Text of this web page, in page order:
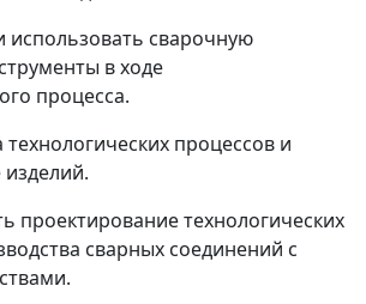
использовать сварочную
в ходе
процесса.
технологических процессов и
проектирование технологических
сварных соединений с